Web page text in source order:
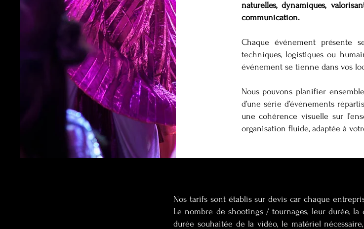
naturelles, dynamiques,
communication.
Chaque événement présente
techniques, logistiques ou
événement se tienne dans vos
Nous pouvons planifier
d’une série d’événements
une cohérence visuelle sur
organisation fluide, adaptée à
Nos tarifs sont établis sur devis car chaque
Le nombre de shootings / tournages, leur durée,
durée souhaitée de la vidéo, le matériel